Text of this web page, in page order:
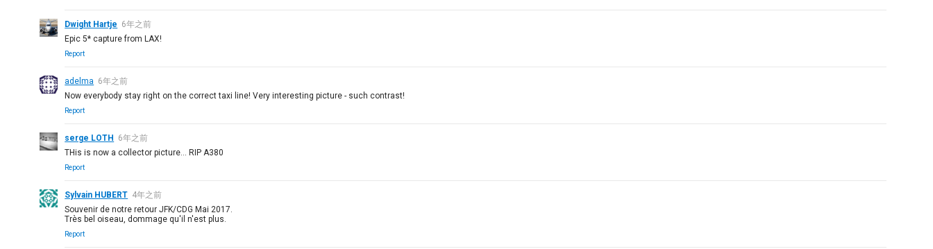
Dwight Hartje 6年之前
Epic 5* capture from LAX!
Report
adelma 6年之前
Now everybody stay right on the correct taxi line! Very interesting picture - such contrast!
Report
serge LOTH
6年之前
THis is now a collector picture… RIP A380
Report
Sylvain HUBERT 4年之前
Souvenir de notre retour JFK/CDG Mai 2017.
Très bel oiseau, dommage qu'il n'est plus.
Report